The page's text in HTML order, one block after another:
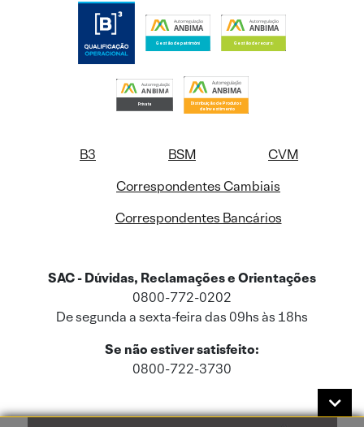
B3 BSM
CVM
Correspondentes Cambiais
Correspondentes Bancários
SAC - Dúvidas, Reclamações e Orientações
0800-772-0202
De segunda a sexta-feira das 09hs às 18hs
Se não estiver satisfeito:
0800-722-3730